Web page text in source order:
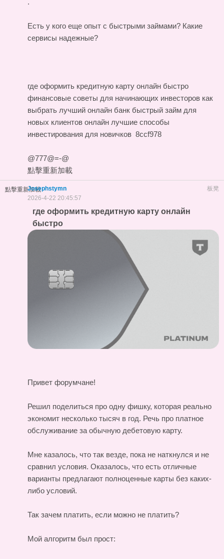
.
Есть у кого еще опыт с быстрыми займами? Какие
сервисы надежные?
где оформить кредитную карту онлайн быстро
финансовые советы для начинающих инвесторов как
выбрать лучший онлайн банк быстрый займ для
новых клиентов онлайн лучшие способы
инвестирования для новичков 8ccf978
@777@=-@
點擊重新加載
點擊重新加載 板凳
Josephstymn
2026-4-22 20:45:57
где оформить кредитную карту онлайн
быстро
Привет форумчане!
Решил поделиться про одну фишку, которая реально
экономит несколько тысяч в год. Речь про платное
обслуживание за обычную дебетовую карту.
Мне казалось, что так везде, пока не наткнулся и не
сравнил условия. Оказалось, что есть отличные
варианты предлагают полноценные карты без каких-
либо условий.
Так зачем платить, если можно не платить?
Мой алгоритм был прост: